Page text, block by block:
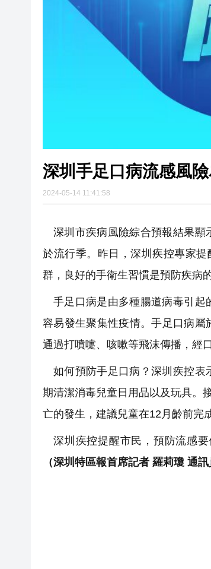
深圳手足口病流感風險
2024-05-14 11:41:58
深圳市疾病風險綜合預報結果顯
於流行季。昨日，深圳疾控專家
群，良好的手衛生習慣是預防疾病
手足口病是由多種腸道病毒引起
容易發生聚集性疫情。手足口病
通過打噴嚏、咳嗽等飛沫傳播，經
如何預防手足口病？深圳疾控表
期清潔消毒兒童日用品以及玩具。
亡的發生，建議兒童在12月齡前完
深圳疾控提醒市民，預防流感
（深圳特區報首席記者 羅莉瓊 通訊